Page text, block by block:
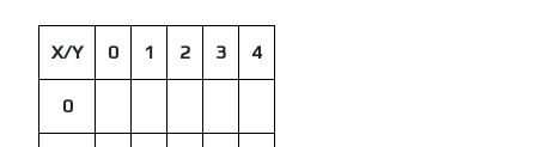
X/Y 0 1 2 3 4
0